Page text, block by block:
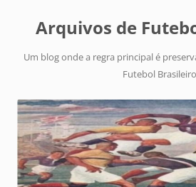
Arquivos de
Um blog onde a regra principal é
Futebol Brasileiro